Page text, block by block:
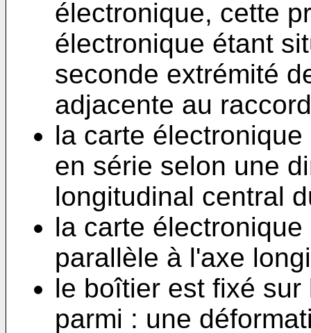
électronique, cette
électronique étant
seconde extrémité
adjacente au
la carte
en série selon une
longitudinal central
la carte
parallèle à l'axe
le boîtier est fixé
parmi : une